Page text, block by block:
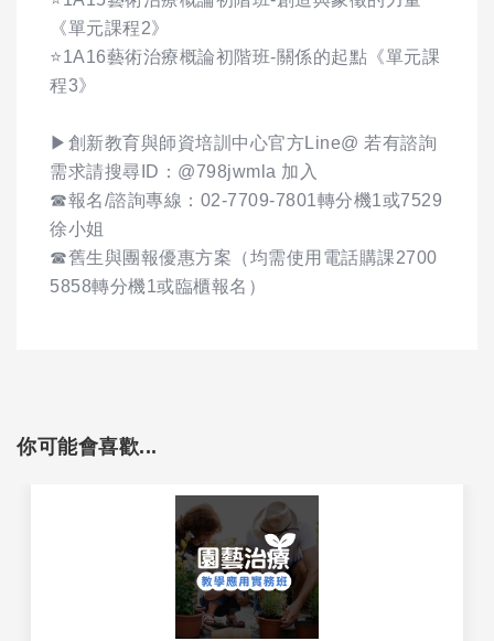
《單元課程2》
⭐1A16藝術治療概論初階班-關係的起點《單元課
程3》
▶創新教育與師資培訓中心官方Line@ 若有諮詢
需求請搜尋ID：@798jwmla 加入
☎報名/諮詢專線：02-7709-7801轉分機1或7529
徐小姐
☎舊生與團報優惠方案（均需使用電話購課2700
5858轉分機1或臨櫃報名）
你可能會喜歡...